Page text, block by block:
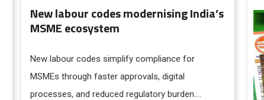
New labour codes modernising India’s
MSME ecosystem
New labour codes simplify compliance for
MSMEs through faster approvals, digital
processes, and reduced regulatory burden.